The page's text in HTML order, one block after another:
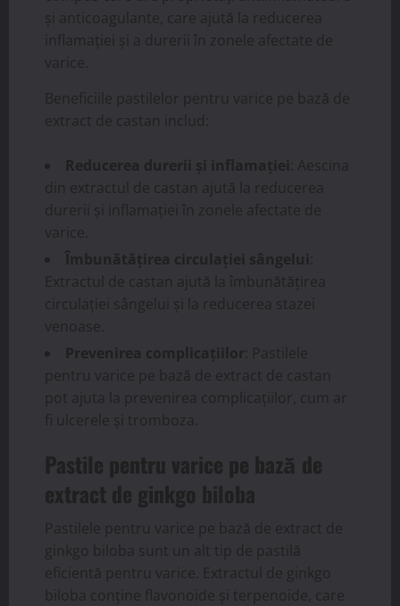
și anticoagulante, care ajută la reducerea
inflamației și a durerii în zonele afectate de
varice.
Beneficiile pastilelor pentru varice pe bază de
extract de castan includ:
Reducerea durerii și inflamației : Aescina
din extractul de castan ajută la reducerea
durerii și inflamației în zonele afectate de
varice.
Îmbunătățirea circulației sângelui
Extractul de castan ajută la îmbunătățirea
circulației sângelui și la reducerea stazei
venoase.
Prevenirea complicațiilor : Pastilele
pentru varice pe bază de extract de castan
pot ajuta la prevenirea complicațiilor, cum ar
fi ulcerele și tromboza.
Pastile pentru varice pe bază de
extract de ginkgo biloba
Pastilele pentru varice pe bază de extract de
ginkgo biloba sunt un alt tip de pastilă
eficientă pentru varice. Extractul de ginkgo
biloba conține flavonoide și terpenoide, care